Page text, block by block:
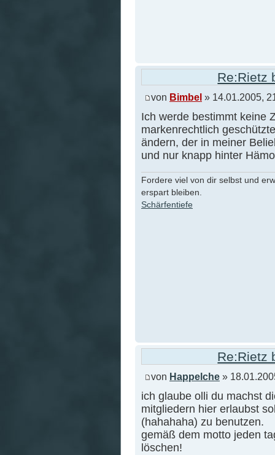
Re:Rietz
von Bimbel » 14.01.2005,
Ich werde bestimmt keine
markenrechtlich
ändern, der in meiner
und nur knapp hinter
Fordere viel von dir selbst und
erspart bleiben.
Schärfentiefe
Re:Rietz
von Happelche »
ich glaube olli du machst
mitgliedern hier erlaubst
(hahahaha) zu benutzen.
gemäß dem motto jeden
löschen!